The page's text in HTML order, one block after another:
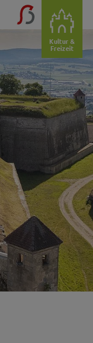
Kultur &
Freizeit